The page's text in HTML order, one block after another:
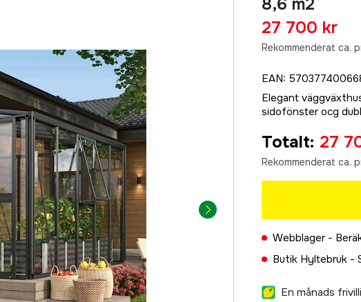
8,6 m2
27 700 kr
Rekommenderat ca.
EAN:
Elegant
sidofönster ocg
Totalt: 27
Rekommenderat ca.
Webblager -
Butik Hyltebruk -
En månads